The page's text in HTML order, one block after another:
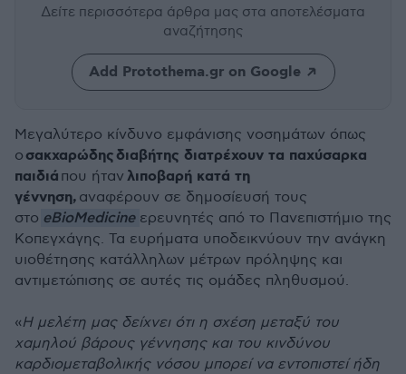
Δείτε περισσότερα άρθρα μας στα αποτελέσματα
αναζήτησης
Add Protothema.gr on Google
Μεγαλύτερο κίνδυνο εμφάνισης νοσημάτων όπως
ο σακχαρώδηςδιαβήτης διατρέχουν τα παχύσαρκα
παιδιά που ήταν λιποβαρή κατά τη
γέννηση, αναφέρουν σε δημοσίευσή τους
στο eBioMedicine ερευνητές από το Πανεπιστήμιο της
Κοπεγχάγης. Τα ευρήματα υποδεικνύουν την ανάγκη
υιοθέτησης κατάλληλων μέτρων πρόληψης και
αντιμετώπισης σε αυτές τις ομάδες πληθυσμού.
«Η μελέτη μας δείχνει ότι η σχέση μεταξύ του
χαμηλού βάρους γέννησης και του κινδύνου
καρδιομεταβολικής νόσου μπορεί να εντοπιστεί ήδη